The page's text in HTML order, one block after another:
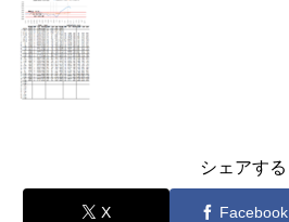
シェアする
X Facebook